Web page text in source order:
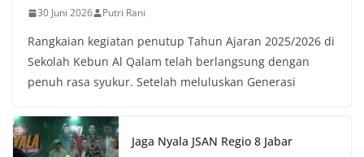
30 Juni 2026 Putri Rani
Rangkaian kegiatan penutup Tahun Ajaran 2025/2026 di
Sekolah Kebun Al Qalam telah berlangsung dengan
penuh rasa syukur. Setelah meluluskan Generasi
Jaga Nyala JSAN Regio 8 Jabar